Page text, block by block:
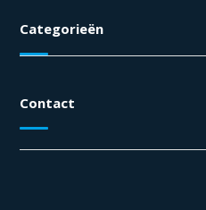
Categorieën
Contact